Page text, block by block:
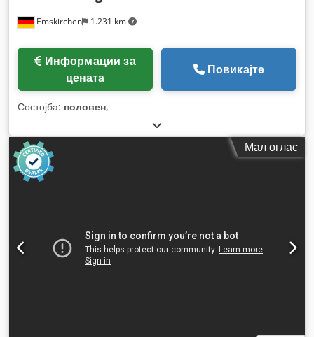
Emskirchen 1.231 km
цената
Повикајте
Состојба: половен,
Мал оглас